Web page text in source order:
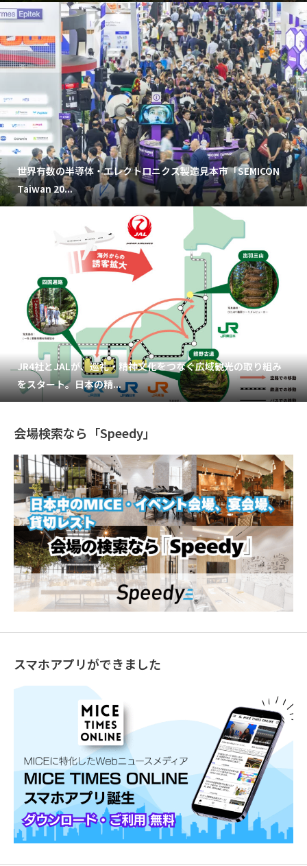
世界有数の半導体・エレクトロニクス製造見本市「SEMICON
Taiwan 20...
JR4社とJALが、巡礼・精神文化をつなぐ広域観光の取り組み
をスタート。日本の精...
会場検索なら「Speedy」
スマホアプリができました